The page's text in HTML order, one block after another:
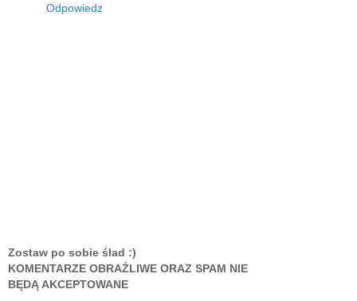
Odpowiedz
Zostaw po sobie ślad :)
KOMENTARZE OBRAŹLIWE ORAZ SPAM NIE
BĘDĄ AKCEPTOWANE